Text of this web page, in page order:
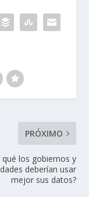
PRÓXIMO
qué los gobiernos y
deberían usar
mejor sus datos?